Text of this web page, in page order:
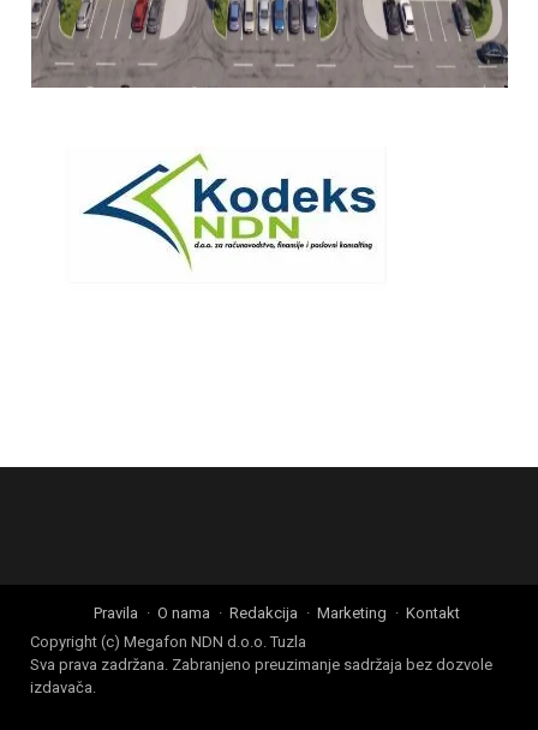
Pravila O nama Redakcija Marketing
Kontakt
Copyright (c) Megafon NDN d.o.o. Tuzla
Sva prava zadržana. Zabranjeno preuzimanje sadržaja bez dozvole
izdavača.